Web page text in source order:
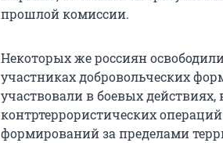
прошлой комиссии.
Некоторых же россиян
участниках добровольческих
участвовали в боевых
контртеррористических
формирований за пределами